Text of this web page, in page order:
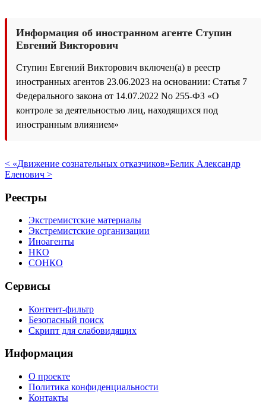
Информация об иностранном агенте Ступин
Евгений Викторович
Ступин Евгений Викторович включен(а) в реестр
иностранных агентов 23.06.2023 на основании: Статья 7
Федерального закона от 14.07.2022 No 255-ФЗ «О
контроле за деятельностью лиц, находящихся под
иностранным влиянием»
< «Движение сознательных отказчиков»Белик Александр
Еленович >
Реестры
Экстремистские материалы
Экстремистские организации
Иноагенты
НКО
СОНКО
Сервисы
Контент-фильтр
Безопасный поиск
Скрипт для слабовидящих
Информация
О проекте
Политика конфиденциальности
Контакты